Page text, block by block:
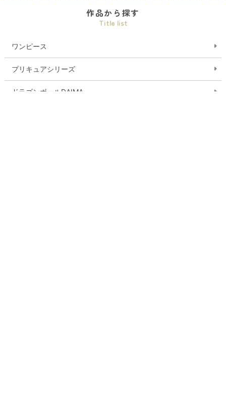
作品から探す
Title list
ワンピース
プリキュアシリーズ
ドラゴンボールDAIMA